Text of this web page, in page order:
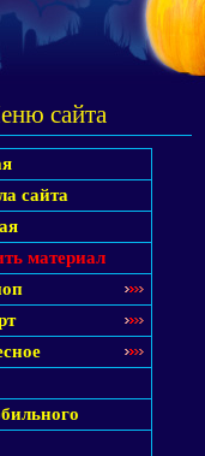
сайта
сайта
материал